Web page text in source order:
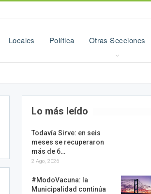
Locales Política Otras Secciones
Lo más leído
Todavía Sirve: en seis
meses se recuperaron
más de 6…
2 Ago, 2026
#ModoVacuna: la
Municipalidad continúa